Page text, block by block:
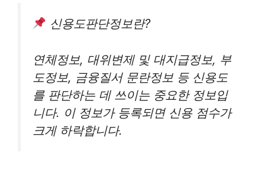
신용도판단정보란?
연체정보, 대위변제 및 대지급정보, 부
도정보, 금융질서 문란정보 등 신용도
를 판단하는 데 쓰이는 중요한 정보입
니다. 이 정보가 등록되면 신용 점수가
크게 하락합니다.